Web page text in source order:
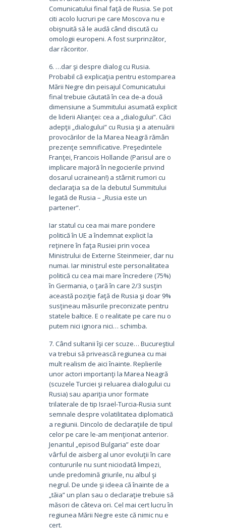
Comunicatului final faţă de Rusia. Se pot
citi acolo lucruri pe care Moscova nu e
obişnuită să le audă când discută cu
omologii europeni. A fost surprinzător,
dar răcoritor.
6. …dar şi despre dialog cu Rusia.
Probabil că explicaţia pentru estomparea
Mării Negre din peisajul Comunicatului
final trebuie căutată în cea de-a două
dimensiune a Summitului asumată explicit
de liderii Alianţei: cea a „dialogului”. Căci
adepţii „dialogului” cu Rusia şi a atenuării
provocărilor de la Marea Neagră rămân
prezenţe semnificative. Preşedintele
Franţei, Francois Hollande (Parisul are o
implicare majoră în negocierile privind
dosarul ucrainean!) a stârnit rumori cu
declaraţia sa de la debutul Summitului
legată de Rusia – „Rusia este un
partener”.
Iar statul cu cea mai mare pondere
politică în UE a îndemnat explicit la
reţinere în faţa Rusiei prin vocea
Ministrului de Externe Steinmeier, dar nu
numai. Iar ministrul este personalitatea
politică cu cea mai mare încredere (75%)
în Germania, o ţară în care 2/3 susţin
această poziţie faţă de Rusia şi doar 9%
susţineau măsurile preconizate pentru
statele baltice. E o realitate pe care nu o
putem nici ignora nici… schimba.
7. Când sultanii îşi cer scuze… Bucureştiul
va trebui să privească regiunea cu mai
mult realism de aici înainte. Replierile
unor actori importanţi la Marea Neagră
(scuzele Turciei şi reluarea dialogului cu
Rusia) sau apariţia unor formate
trilaterale de tip Israel-Turcia-Rusia sunt
semnale despre volatilitatea diplomatică
a regiunii. Dincolo de declaraţiile de tipul
celor pe care le-am menţionat anterior.
Jenantul „episod Bulgaria” este doar
vârful de aisberg al unor evoluţii în care
contururile nu sunt niciodată limpezi,
unde predomină griurile, nu albul şi
negrul. De unde şi ideea că înainte de a
„tăia” un plan sau o declaraţie trebuie să
măsori de câteva ori. Cel mai cert lucru în
regiunea Mării Negre este că nimic nu e
cert.